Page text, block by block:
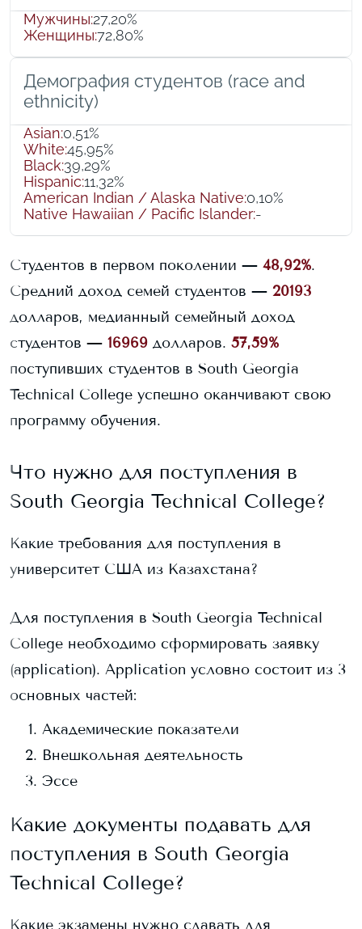
Мужчины:27,20%
Женщины:72,80%
Демография студентов (race and
ethnicity)
Asian:0,51%
White:45,95%
Black:39,29%
Hispanic:11,32%
American Indian / Alaska Native:0,10%
Native Hawaiian / Pacific Islander:-
Студентов в первом поколении — 48,92%.
Средний доход семей студентов — 20193
долларов, медианный семейный доход
студентов — 16969 долларов. 57,59%
поступивших студентов в South Georgia
Technical College успешно оканчивают свою
программу обучения.
Что нужно для поступления в
South Georgia Technical College?
Какие требования для поступления в
университет США из Казахстана?
Для поступления в South Georgia Technical
College необходимо сформировать заявку
(application). Application условно состоит из 3
основных частей:
Академические показатели
Внешкольная деятельность
Эссе
Какие документы подавать для
поступления в South Georgia
Technical College?
Какие экзамены нужно сдавать для